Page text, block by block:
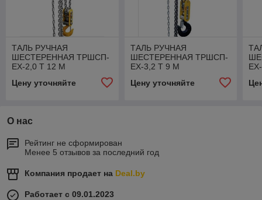
ТАЛЬ РУЧНАЯ
ШЕСТЕРЕННАЯ ТРШСП-
ЕХ-2,0 Т 12 М
Цену уточняйте
ТАЛЬ РУЧНАЯ
ШЕСТЕРЕННАЯ ТРШСП-
ЕХ-3,2 Т 9 М
Цену уточняйте
О нас
Рейтинг не сформирован
Менее 5 отзывов за последний год
Компания продает на Deal.by
Работает с 09.01.2023